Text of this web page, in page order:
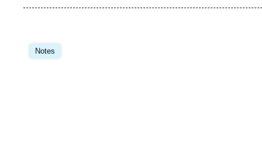
Notes
Image
principale